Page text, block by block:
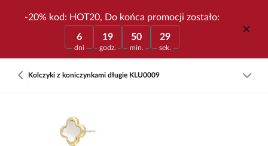
-20% kod: HOT20, Do końca promocji zostało:
6
dni
19
godz.
50
min.
29
sek.
Kolczyki z koniczynkami długie KLU0009